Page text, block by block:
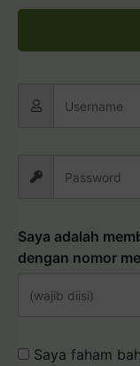
Saya adalah
dengan nomor
Saya faham